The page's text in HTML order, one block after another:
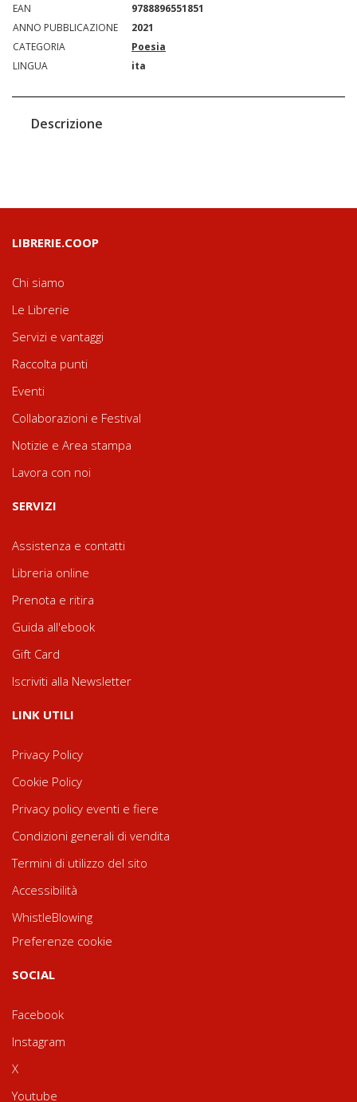
EAN
9788896551851
ANNO PUBBLICAZIONE
2021
CATEGORIA
Poesia
LINGUA
ita
Descrizione
LIBRERIE.COOP
Chi siamo
Le Librerie
Servizi e vantaggi
Raccolta punti
Eventi
Collaborazioni e Festival
Notizie e Area stampa
Lavora con noi
SERVIZI
Assistenza e contatti
Libreria online
Prenota e ritira
Guida all'ebook
Gift Card
Iscriviti alla Newsletter
LINK UTILI
Privacy Policy
Cookie Policy
Privacy policy eventi e fiere
Condizioni generali di vendita
Termini di utilizzo del sito
Accessibilità
WhistleBlowing
Preferenze cookie
SOCIAL
Facebook
Instagram
X
Youtube